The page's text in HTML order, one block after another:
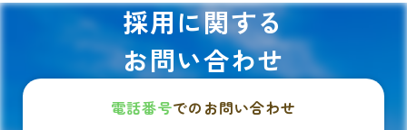
採用に関する
お問い合わせ
電話番号でのお問い合わせ